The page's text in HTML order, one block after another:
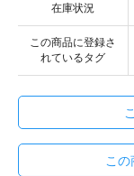
在庫状況
この商品に登録さ
れているタグ
この